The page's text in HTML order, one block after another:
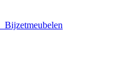
Bijzetmeubelen